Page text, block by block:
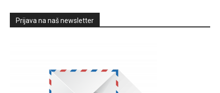
Prijava na naš newsletter